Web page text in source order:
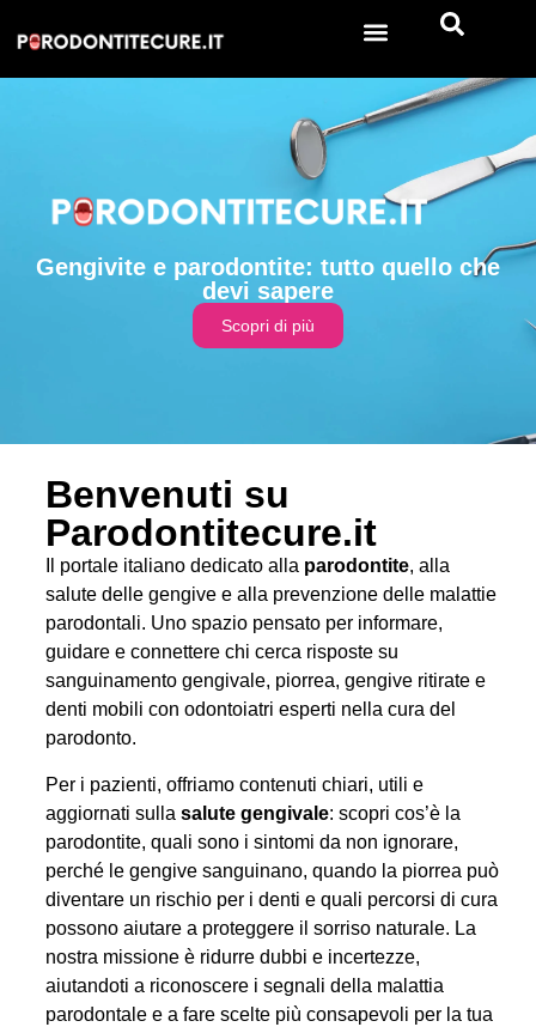
Gengivite e parodontite: tutto quello che
devi sapere
Scopri di più
Benvenuti su
Parodontitecure.it
Il portale italiano dedicato alla parodontite, alla
salute delle gengive e alla prevenzione delle malattie
parodontali. Uno spazio pensato per informare,
guidare e connettere chi cerca risposte su
sanguinamento gengivale, piorrea, gengive ritirate e
denti mobili con odontoiatri esperti nella cura del
parodonto.
Per i pazienti, offriamo contenuti chiari, utili e
aggiornati sullasalute gengivale: scopri cos’è la
parodontite, quali sono i sintomi da non ignorare,
perché le gengive sanguinano, quando la piorrea può
diventare un rischio per i denti e quali percorsi di cura
possono aiutare a proteggere il sorriso naturale. La
nostra missione è ridurre dubbi e incertezze,
aiutandoti a riconoscere i segnali della malattia
parodontale e a fare scelte più consapevoli per la tua